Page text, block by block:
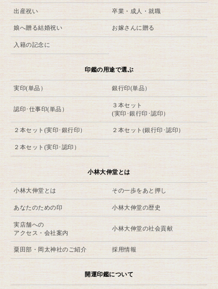
出産祝い 卒業・成人・就職
娘へ贈る結婚祝い お嫁さんに贈る
入籍の記念に
印鑑の用途で選ぶ
実印(単品） 銀行印(単品）
認印･仕事印(単品）
３本セット
(実印･銀行印･認印）
２本セット(実印･銀行印） ２本セット(銀行印･認印）
２本セット(実印･認印）
小林大伸堂とは
小林大伸堂とは その一歩をあと押し
あなたのための印 小林大伸堂の歴史
実店舗への
アクセス・会社案内
小林大伸堂の社会貢献
粟田部・岡太神社のご紹介 採用情報
開運印鑑について